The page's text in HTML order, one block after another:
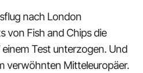
nach London
von Fish and Chips die
einem Test unterzogen. Und
verwöhnten Mitteleuropäer.